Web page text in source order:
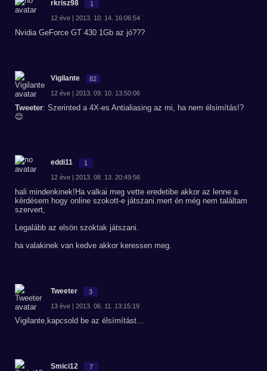
rkrisz98 1
12 éve | 2013. 10. 14. 16:06:54
Nvidia GeForce GT 430 1Gb az jó???
Vigilante 82
12 éve | 2013. 09. 10. 13:50:06
Tweeter: Szerinted a 4X-es Antialiasing az mi, ha nem élsimítás!?
😊
eddi11 1
12 éve | 2013. 08. 13. 20:49:56
hali mindenkinek!Ha valkai meg vette eredetibe akkor az lenne a
kérdésem hogy online szokott-e játszani.mert én még nem találtam
szervert,
Legalább az elsön szoktak játszani.
ha valakinek van kedve akkor keressen meg.
Tweeter 3
13 éve | 2013. 06. 11. 13:15:19
Vigilante,kapcsold be az élsímítást...
Smici12 7